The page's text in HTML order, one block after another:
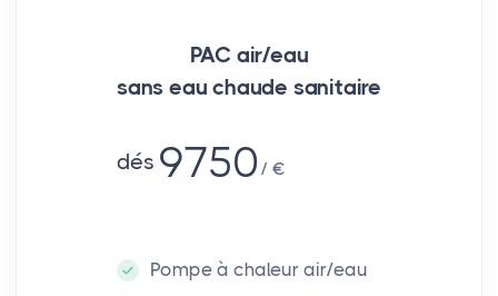
PAC air/eau
sans eau chaude sanitaire
dés 9750 €
Pompe à chaleur air/eau